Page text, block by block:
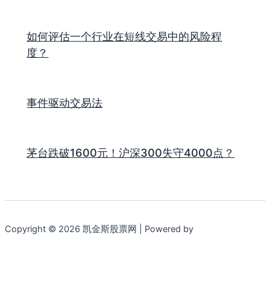
如何评估一个行业在短线交易中的风险程
度？
事件驱动交易法
茅台跌破1600元！沪深300失守4000点？
Copyright © 2026 凯金斯股票网 | Powered by